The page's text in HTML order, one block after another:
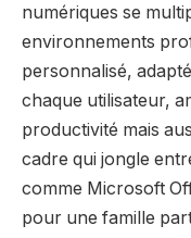
numériques se
environnements
personnalisé,
chaque utilisateur,
productivité mais
cadre qui jongle
comme Microsoft
pour une famille